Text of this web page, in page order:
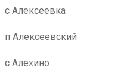
с Алексеевка
п Алексеевский
с Алехино